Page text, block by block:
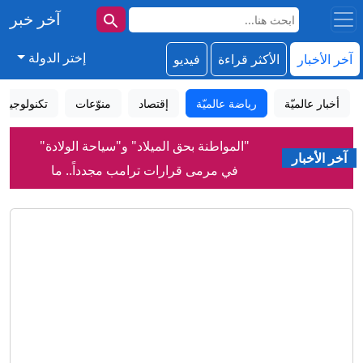
آخر خبر
آخر الأخبار الأكثر قراءة فيديو إختر الدولة
أخبار عالميّة رياضة عالميّة إقتصاد منوّعات تكنولوجيا
آخر الأخبار
"المواطنة بحق الميلاد" و"سياحة الولادة"
في مرمى قرارات ترامب مجدداً.. ما
القصة؟
لقاحات لا تحتاج إلى التبريد... ابتكار قد يحد